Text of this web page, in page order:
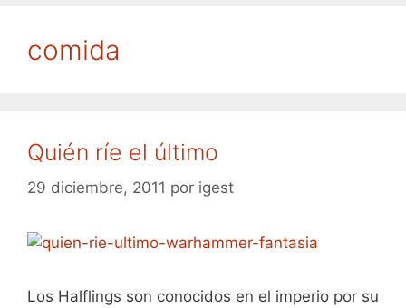
comida
Quién ríe el último
29 diciembre, 2011 por igest
Los Halflings son conocidos en el imperio por su